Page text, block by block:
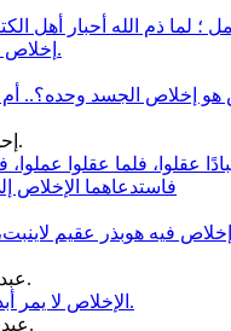
؛ لما ذم الله أحبار أهل
إخلاص ؛ لما ذم المنافقين.
هو إخلاص الجسد وحده؟.. أم
إحسان عبد القدوس.
عقلوا، فلما عقلوا عملوا،
فاستدعاهما الإخلاص
فيه هوبذر عقيم
عبد الرحمن الكواكبي.
الإخلاص لا يمر أبداً من بوابة الملوك.
عبد المعطي شعراوي.